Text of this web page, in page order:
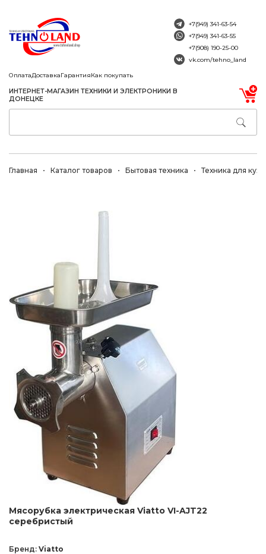
ОплатаДоставкаГарантияКак покупать
ИНТЕРНЕТ-МАГАЗИН ТЕХНИКИ И ЭЛЕКТРОНИКИ В
ДОНЕЦКЕ
+7(949) 341-63-54
+7(949) 341-63-55
+7(908) 190-25-00
vk.com/tehno_land
Главная Каталог товаров Бытовая техника Техника для
Мясорубка электрическая Viatto VI-AJT22
серебристый
Бренд: Viatto